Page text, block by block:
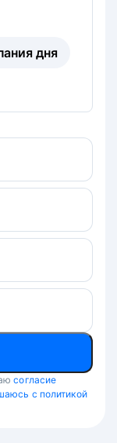
дня
согласие
с политикой